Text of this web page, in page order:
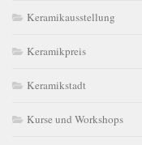
Keramikausstellung
Keramikpreis
Keramikstadt
Kurse und Workshops